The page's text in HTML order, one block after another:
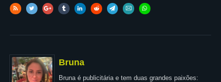
Bruna
Bruna é publicitária e tem duas grandes paixões: